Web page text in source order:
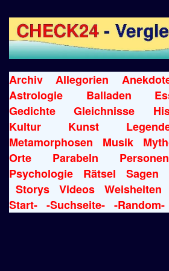
Archiv Allegorien
Astrologie
Balladen
Gedichte
Gleichnisse
Kultur
Kunst
Metamorphosen
Musik
Orte
Parabeln Personen
Psychologie
Rätsel Sagen
Storys
Videos Weisheiten
Start- -Suchseite- -Random-